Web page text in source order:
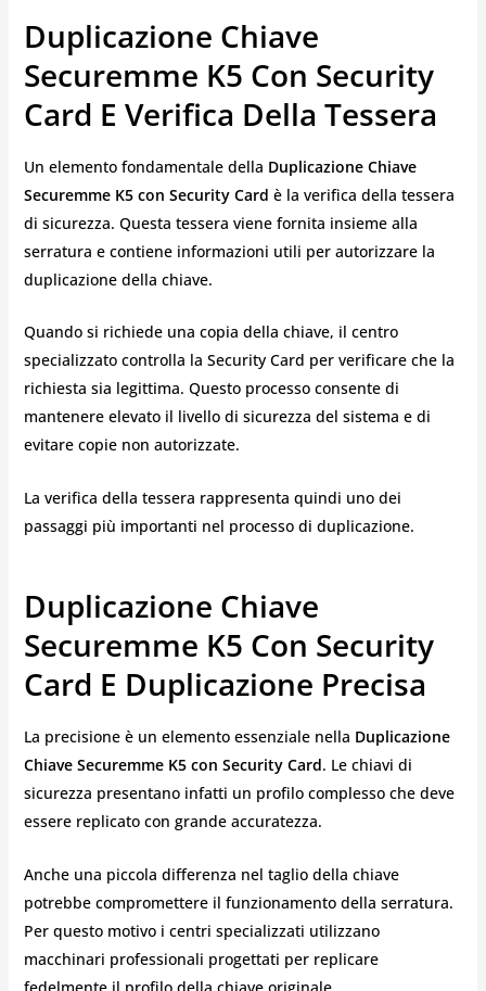
Duplicazione Chiave
Securemme K5 Con Security
Card E Verifica Della Tessera
Un elemento fondamentale della Duplicazione Chiave
Securemme K5 con Security Card è la verifica della tessera
di sicurezza. Questa tessera viene fornita insieme alla
serratura e contiene informazioni utili per autorizzare la
duplicazione della chiave.
Quando si richiede una copia della chiave, il centro
specializzato controlla la Security Card per verificare che la
richiesta sia legittima. Questo processo consente di
mantenere elevato il livello di sicurezza del sistema e di
evitare copie non autorizzate.
La verifica della tessera rappresenta quindi uno dei
passaggi più importanti nel processo di duplicazione.
Duplicazione Chiave
Securemme K5 Con Security
Card E Duplicazione Precisa
La precisione è un elemento essenziale nella Duplicazione
Chiave Securemme K5 con Security Card. Le chiavi di
sicurezza presentano infatti un profilo complesso che deve
essere replicato con grande accuratezza.
Anche una piccola differenza nel taglio della chiave
potrebbe compromettere il funzionamento della serratura.
Per questo motivo i centri specializzati utilizzano
macchinari professionali progettati per replicare
fedelmente il profilo della chiave originale.